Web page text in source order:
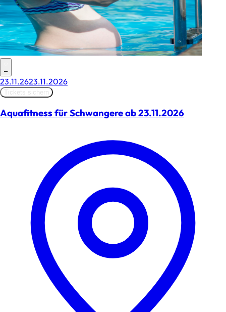
–
23.11.2623.11.2026
Tickets sichern
Aquafitness für Schwangere ab 23.11.2026